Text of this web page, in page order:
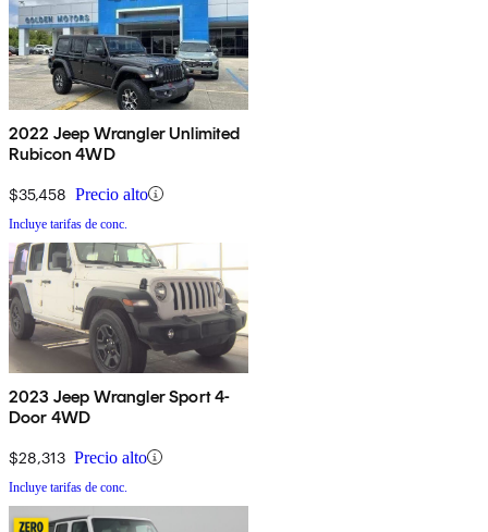
2022 Jeep Wrangler Unlimited
Rubicon 4WD
$35,458 Precio alto
Incluye tarifas de conc.
2023 Jeep Wrangler Sport 4-
Door 4WD
$28,313 Precio alto
Incluye tarifas de conc.